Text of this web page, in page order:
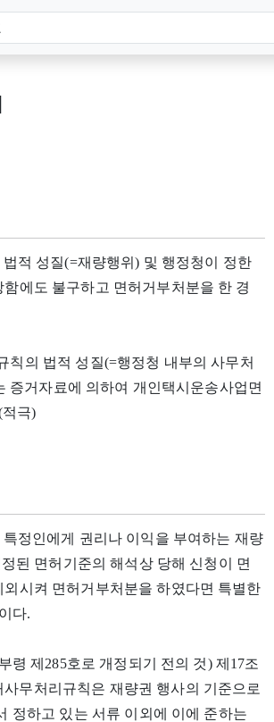
적 성질(=재량행위) 및 행정청이 정한
에도 불구하고 면허거부처분을 한 경
칙의 법적 성질(=행정청 내부의 사무처
증거자료에 의하여 개인택시운송사업면
극)
정인에게 권리나 이익을 부여하는 재량
된 면허기준의 해석상 당해 신청이 면
시켜 면허거부처분을 하였다면 특별한
다.
령 제285호로 개정되기 전의 것) 제17조
무처리규칙은 재량권 행사의 기준으로
정하고 있는 서류 이외에 이에 준하는